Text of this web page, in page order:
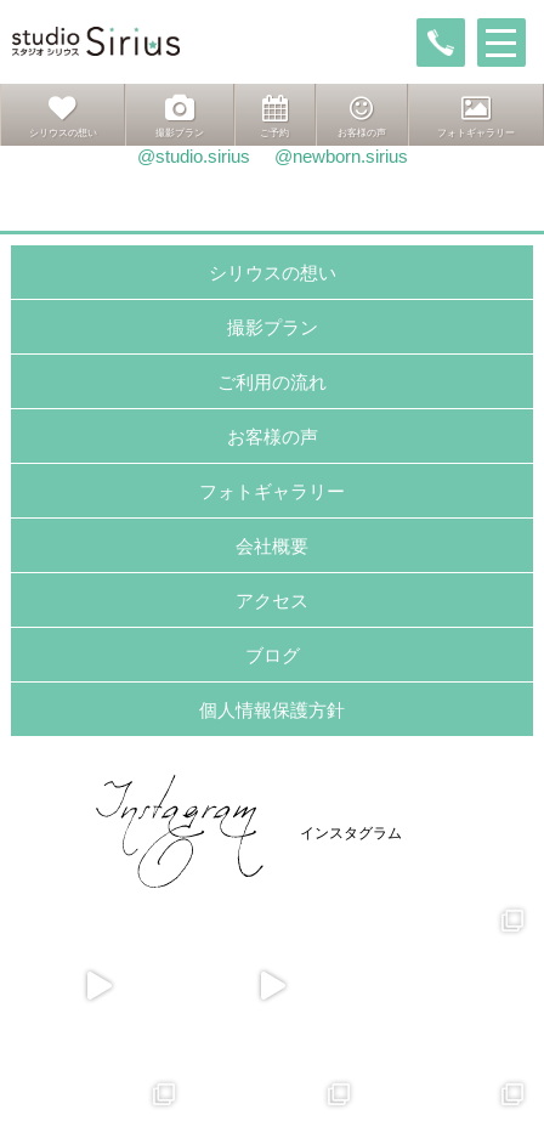
シリウスの想い 撮影プラン ご予約 お客様の声 フォトギャラリー
稿
ー
の
稿:
次ページへ 次
シックにキメて
インスタグラムはこちら
@studio.sirius
@newborn.sirius
シリウスの想い
撮影プラン
ご利用の流れ
お客様の声
フォトギャラリー
会社概要
アクセス
ブログ
個人情報保護方針
インスタグラム